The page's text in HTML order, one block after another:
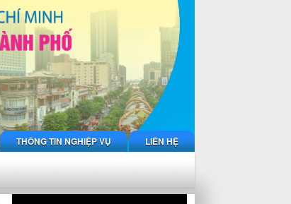
THÔNG TIN NGHIỆP VỤ LIÊN HỆ